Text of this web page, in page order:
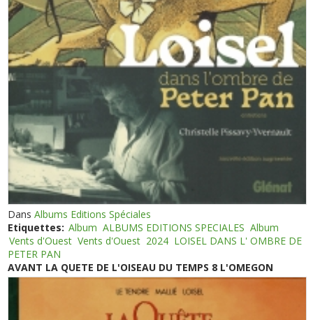
DansAlbums Editions Spéciales
Etiquettes: Album ALBUMS EDITIONS SPECIALES Album
Vents d'Ouest Vents d'Ouest 2024 LOISEL DANS L' OMBRE DE
PETER PAN
AVANT LA QUETE DE L'OISEAU DU TEMPS 8 L'OMEGON